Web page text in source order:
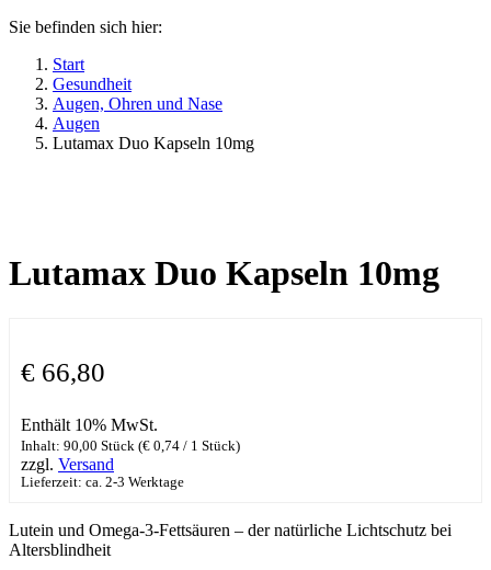
Sie befinden sich hier:
Start
Gesundheit
Augen, Ohren und Nase
Augen
Lutamax Duo Kapseln 10mg
Lutamax Duo Kapseln 10mg
€ 66,80
Enthält 10% MwSt.
Inhalt: 90,00 Stück (€ 0,74 / 1 Stück)
zzgl. Versand
Lieferzeit: ca. 2-3 Werktage
Lutein und Omega-3-Fettsäuren – der natürliche Lichtschutz bei
Altersblindheit